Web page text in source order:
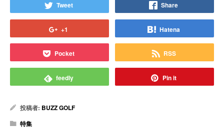
Tweet Share
+1 Hatena
Pocket RSS
feedly Pin it
投稿者: BUZZ GOLF
特集